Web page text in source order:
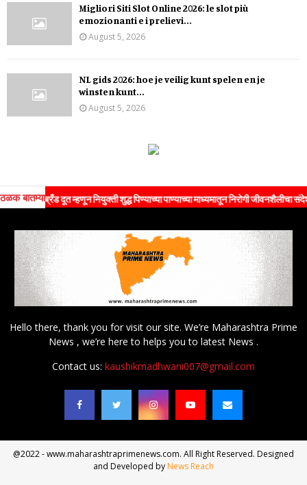
Migliori Siti Slot Online 2026: le slot più
emozionanti e i prelievi...
August 5, 2026
NL gids 2026: hoe je veilig kunt spelen en je
winsten kunt...
August 5, 2026
ठळक बातम्या
दूत म्हणून नियुक्ती शुद्ध पिण्याच्या पाण्याच्या माध्यमातून निरोगी जीवनशैलीचा संदेश
Hello there, thank you for visit our site. We’re Maharashtra Prime
News , we’re here to helps you to latest News .
Contact us: kaushikmadhwani007@gmail.com
@2022 - www.maharashtraprimenews.com. All Right Reserved. Designed
and Developed by News Reach